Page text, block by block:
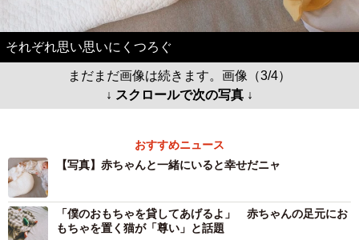
それぞれ思い思いにくつろぐ
まだまだ画像は続きます。画像（3/4）
↓ スクロールで次の写真 ↓
おすすめニュース
【写真】赤ちゃんと一緒にいると幸せだニャ
「僕のおもちゃを貸してあげるよ」 赤ちゃんの足元にお
もちゃを置く猫が「尊い」と話題